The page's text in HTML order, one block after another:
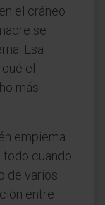
el cráneo
se
Esa
el
más
empiema
todo cuando
de varios
entre